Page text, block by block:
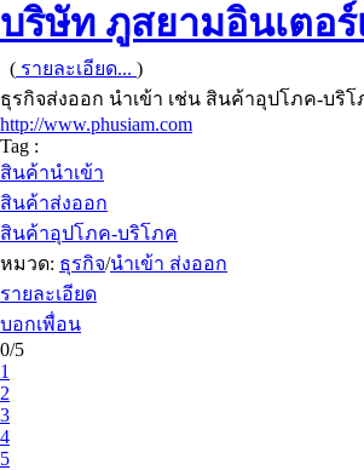
บริษัท ภูสยามอินเตอ
( รายละเอียด... )
ธุรกิจส่งออก นำเข้า เช่น สินค้าอุปโภค-บริ
http://www.phusiam.com
Tag :
สินค้านำเข้า
สินค้าส่งออก
สินค้าอุปโภค-บริโภค
หมวด: ธุรกิจ/นำเข้า ส่งออก
รายละเอียด
บอกเพื่อน
0/5
1
2
3
4
5